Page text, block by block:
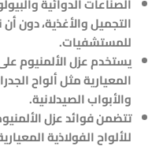
الصناعات الدوائية
التجميل والأغذية، دون
للمستشفيات.
يستخدم عزل الألمنيوم
المعيارية مثل ألواح
والأبواب الصيدلانية.
تتضمن فوائد عزل
للألواح الفولاذية